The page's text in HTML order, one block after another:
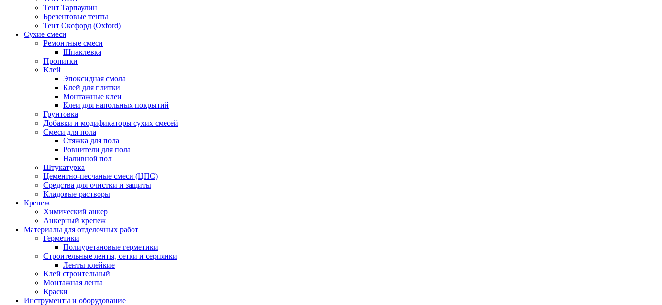
Тент Тарпаулин
Брезентовые тенты
Тент Оксфорд (Oxford)
Сухие смеси
Ремонтные смеси
Шпаклевка
Пропитки
Клей
Эпоксидная смола
Клей для плитки
Монтажные клеи
Клеи для напольных покрытий
Грунтовка
Добавки и модификаторы сухих смесей
Смеси для пола
Стяжка для пола
Ровнители для пола
Наливной пол
Штукатурка
Цементно-песчаные смеси (ЦПС)
Средства для очистки и защиты
Кладовые растворы
Крепеж
Химический анкер
Анкерный крепеж
Материалы для отделочных работ
Герметики
Полиуретановые герметики
Строительные ленты, сетки и серпянки
Ленты клейкие
Клей строительный
Монтажная лента
Краски
Инструменты и оборудование